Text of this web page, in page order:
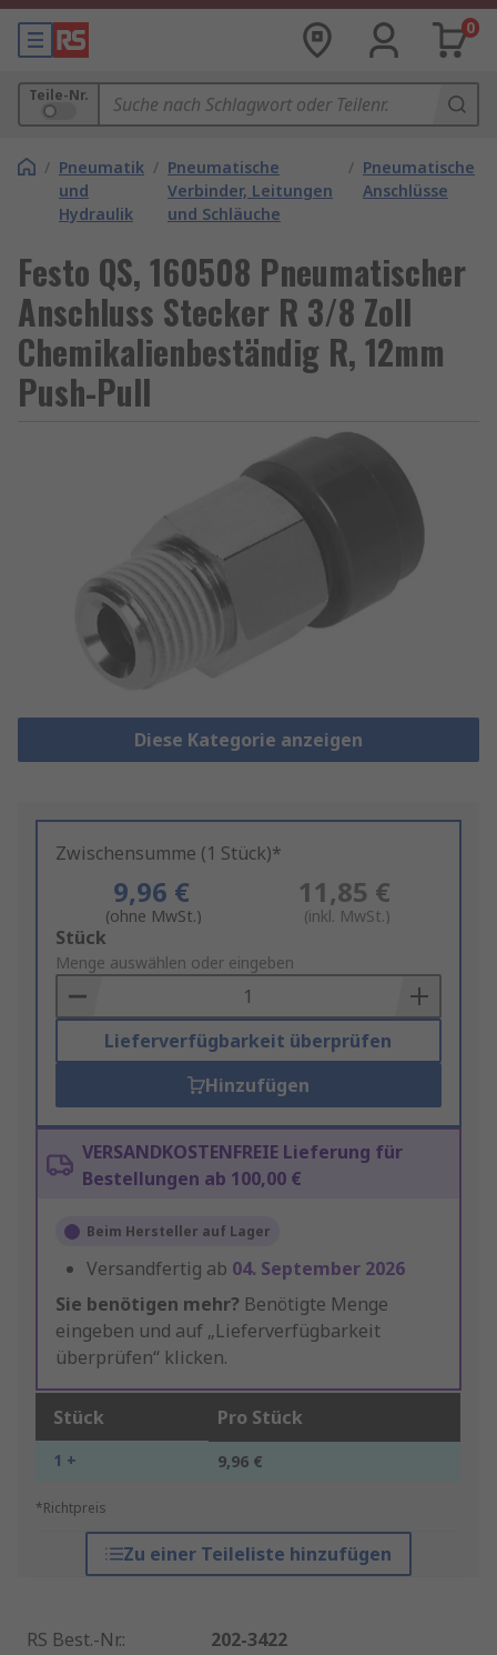
0
Teile-Nr.
/ Pneumatik
und
Hydraulik
/ Pneumatische
Verbinder, Leitungen
und Schläuche
/ Pneumatische
Anschlüsse
Festo QS, 160508 Pneumatischer
Anschluss Stecker R 3/8 Zoll
Chemikalienbeständig R, 12mm
Push-Pull
Diese Kategorie anzeigen
Zwischensumme (1 Stück)*
9,96 €
(ohne MwSt.)
11,85 €
(inkl. MwSt.)
Add
to
Basket
Stück
Menge auswählen oder eingeben
Lieferverfügbarkeit überprüfen
Hinzufügen
VERSANDKOSTENFREIE Lieferung für
Bestellungen ab 100,00 €
Beim Hersteller auf Lager
Versandfertig ab 04. September 2026
Sie benötigen mehr? Benötigte Menge
eingeben und auf „Lieferverfügbarkeit
überprüfen“ klicken.
Stück Pro Stück
1 + 9,96 €
*Richtpreis
Zu einer Teileliste hinzufügen
RS Best.-Nr.:
202-3422